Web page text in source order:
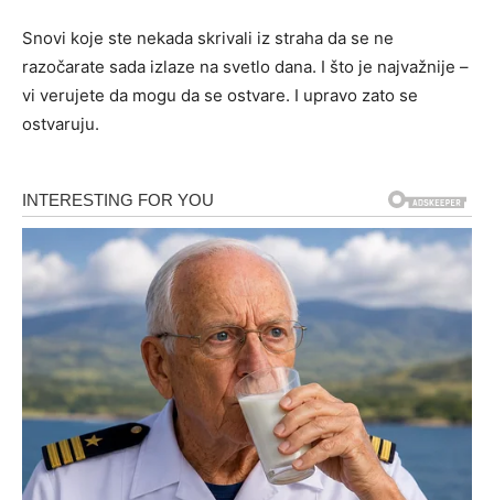
Snovi koje ste nekada skrivali iz straha da se ne
razočarate sada izlaze na svetlo dana. I što je najvažnije –
vi verujete da mogu da se ostvare. I upravo zato se
ostvaruju.